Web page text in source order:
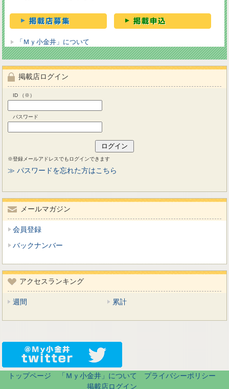
「Ｍｙ小金井」について
掲載店ログイン
ID （※）
パスワード
※登録メールアドレスでもログインできます
≫ パスワードを忘れた方はこちら
メールマガジン
会員登録
バックナンバー
アクセスランキング
週間 累計
トップページ 「Ｍｙ小金井」について
プライバシーポリシー
掲載店ログイン